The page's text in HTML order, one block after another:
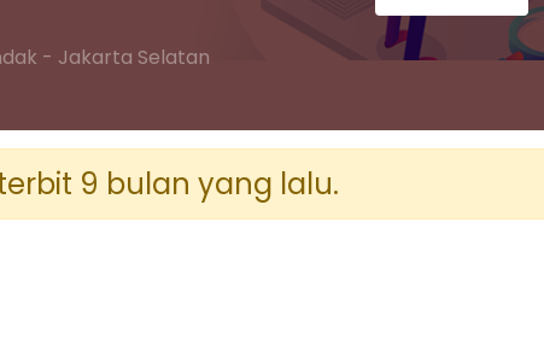
- Jakarta Selatan
9 bulan yang lalu.